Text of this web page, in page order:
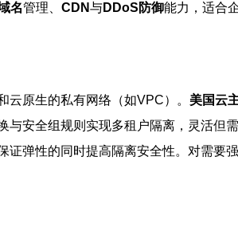
名管理、 CDN与DDoS防御能力，适合
原生的私有网络（如VPC）。 美国云
与安全组规则实现多租户隔离，灵活但
弹性的同时提高隔离安全性。对需要